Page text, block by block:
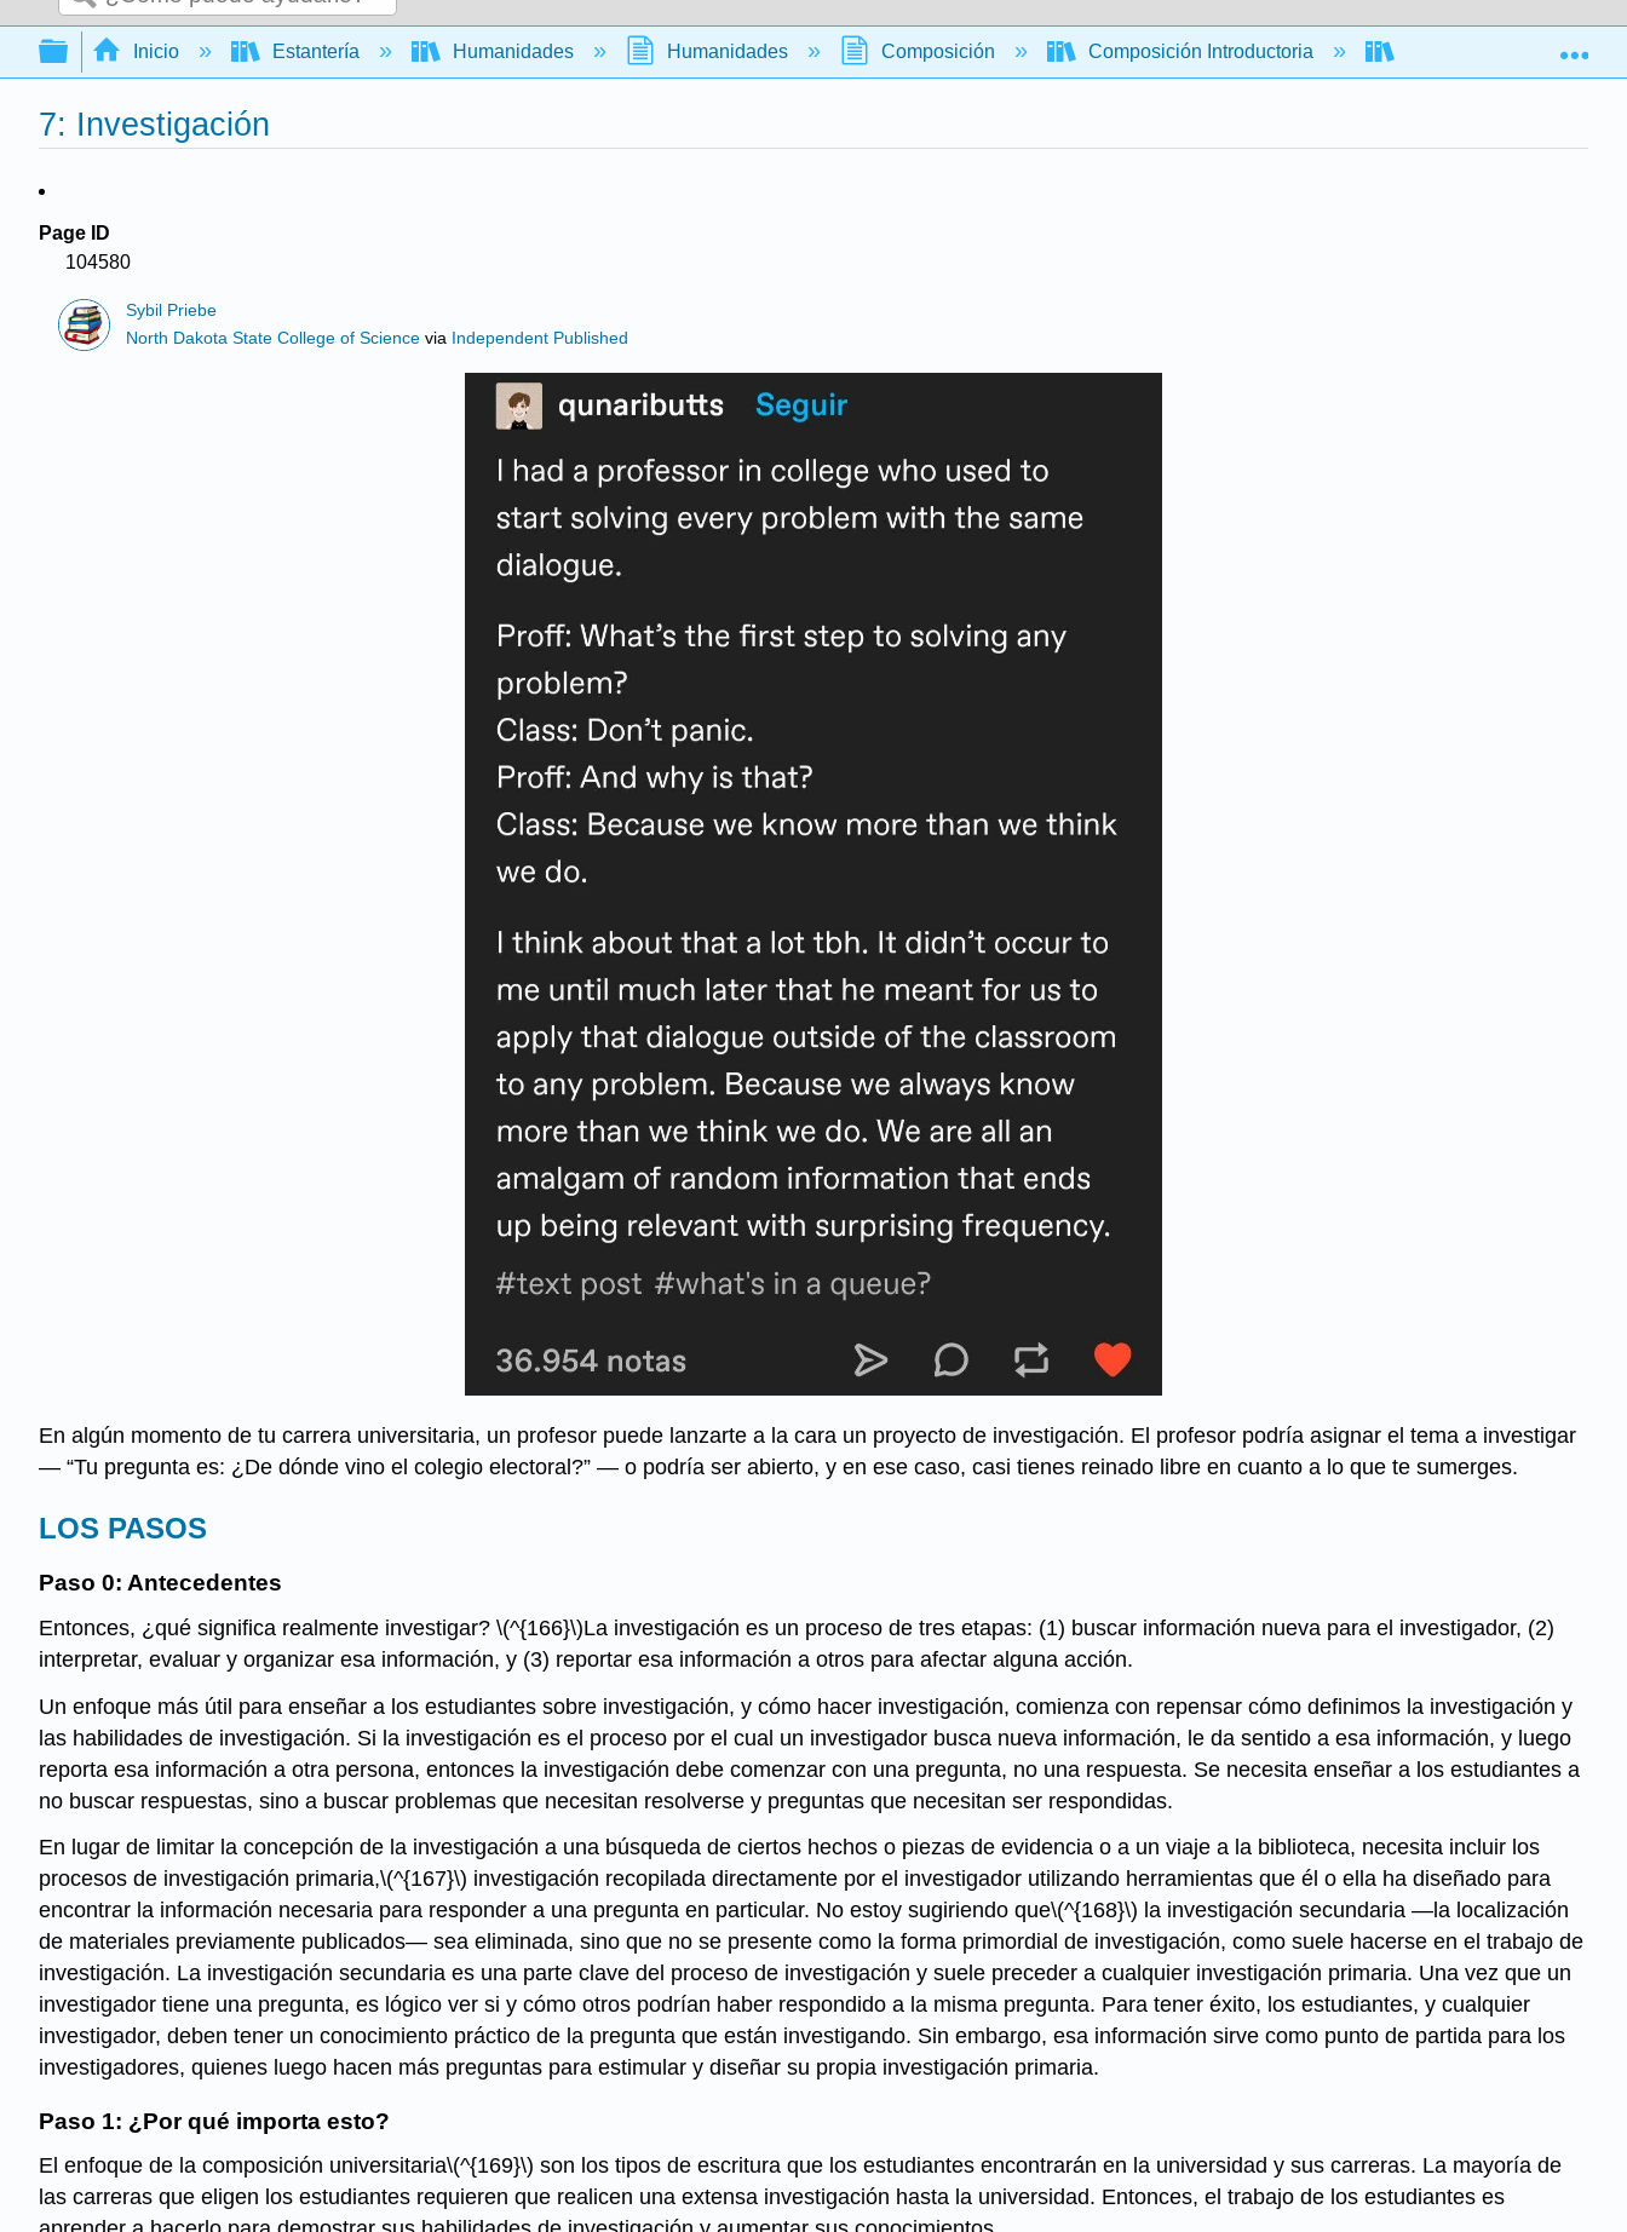
Buscar
Expandir/contraer jerarquía global
Inicio Estantería Humanidades Humanidades Composición Composición Introductoria El anti-libro de texto de
7: Investigación
Page ID
104580
Sybil Priebe
North Dakota State College of Science via Independent Published
En algún momento de tu carrera universitaria, un profesor puede lanzarte a la cara un proyecto de investigación. El profesor podría asignar el tema a investigar
— “Tu pregunta es: ¿De dónde vino el colegio electoral?” — o podría ser abierto, y en ese caso, casi tienes reinado libre en cuanto a lo que te sumerges.
LOS PASOS
Paso 0: Antecedentes
Entonces, ¿qué significa realmente investigar? \(^{166}\)La investigación es un proceso de tres etapas: (1) buscar información nueva para el investigador, (2)
interpretar, evaluar y organizar esa información, y (3) reportar esa información a otros para afectar alguna acción.
Un enfoque más útil para enseñar a los estudiantes sobre investigación, y cómo hacer investigación, comienza con repensar cómo definimos la investigación y
las habilidades de investigación. Si la investigación es el proceso por el cual un investigador busca nueva información, le da sentido a esa información, y luego
reporta esa información a otra persona, entonces la investigación debe comenzar con una pregunta, no una respuesta. Se necesita enseñar a los estudiantes a
no buscar respuestas, sino a buscar problemas que necesitan resolverse y preguntas que necesitan ser respondidas.
En lugar de limitar la concepción de la investigación a una búsqueda de ciertos hechos o piezas de evidencia o a un viaje a la biblioteca, necesita incluir los
procesos de investigación primaria,\(^{167}\) investigación recopilada directamente por el investigador utilizando herramientas que él o ella ha diseñado para
encontrar la información necesaria para responder a una pregunta en particular. No estoy sugiriendo que\(^{168}\) la investigación secundaria —la localización
de materiales previamente publicados— sea eliminada, sino que no se presente como la forma primordial de investigación, como suele hacerse en el trabajo de
investigación. La investigación secundaria es una parte clave del proceso de investigación y suele preceder a cualquier investigación primaria. Una vez que un
investigador tiene una pregunta, es lógico ver si y cómo otros podrían haber respondido a la misma pregunta. Para tener éxito, los estudiantes, y cualquier
investigador, deben tener un conocimiento práctico de la pregunta que están investigando. Sin embargo, esa información sirve como punto de partida para los
investigadores, quienes luego hacen más preguntas para estimular y diseñar su propia investigación primaria.
Paso 1: ¿Por qué importa esto?
El enfoque de la composición universitaria\(^{169}\) son los tipos de escritura que los estudiantes encontrarán en la universidad y sus carreras. La mayoría de
las carreras que eligen los estudiantes requieren que realicen una extensa investigación hasta la universidad. Entonces, el trabajo de los estudiantes es